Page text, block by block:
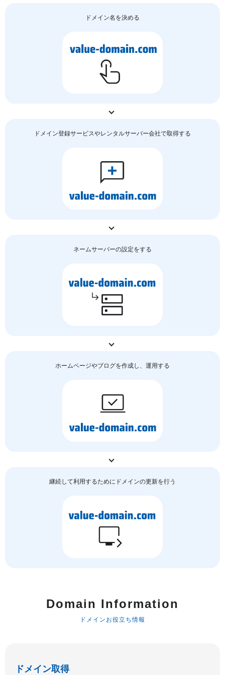
ドメイン名を決める
ドメイン登録サービスやレンタルサーバー会社で取得する
ネームサーバーの設定をする
ホームページやブログを作成し、運用する
継続して利用するためにドメインの更新を行う
Domain Information
ドメインお役立ち情報
ドメイン取得